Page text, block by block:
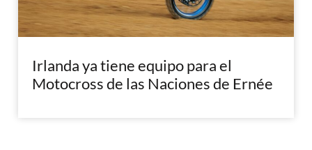
Irlanda ya tiene equipo para el
Motocross de las Naciones de Ernée